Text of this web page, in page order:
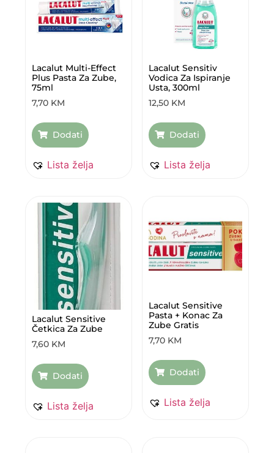
Lacalut Multi-Effect
Plus Pasta Za Zube,
75ml
7,70 KM
Dodati
Lista želja
Lacalut Sensitiv
Vodica Za Ispiranje
Usta, 300ml
12,50 KM
Dodati
Lista želja
Lacalut Sensitive
Četkica Za Zube
7,60 KM
Dodati
Lista želja
Lacalut Sensitive
Pasta + Konac Za
Zube Gratis
7,70 KM
Dodati
Lista želja